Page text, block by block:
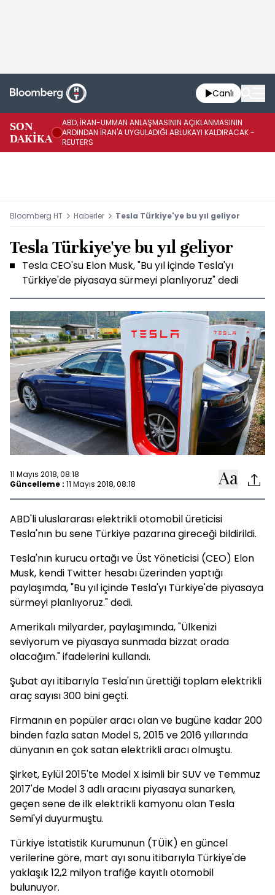
Canlı
SON
DAKİKA
ABD, İRAN-UMMAN ANLAŞMASININ AÇIKLANMASININ
ARDINDAN İRAN'A UYGULADIĞI ABLUKAYI KALDIRACAK -
REUTERS
Bloomberg HT Haberler Tesla Türkiye'ye bu yıl geliyor
Tesla Türkiye'ye bu yıl geliyor
Tesla CEO'su Elon Musk, "Bu yıl içinde Tesla'yı
Türkiye'de piyasaya sürmeyi planlıyoruz" dedi
11 Mayıs 2018, 08:18
Güncelleme : 11 Mayıs 2018, 08:18
ABD'li uluslararası elektrikli otomobil üreticisi
Tesla'nın bu sene Türkiye pazarına gireceği bildirildi.
Tesla'nın kurucu ortağı ve Üst Yöneticisi (CEO) Elon
Musk, kendi Twitter hesabı üzerinden yaptığı
paylaşımda, "Bu yıl içinde Tesla'yı Türkiye'de piyasaya
sürmeyi planlıyoruz." dedi.
Amerikalı milyarder, paylaşımında, "Ülkenizi
seviyorum ve piyasaya sunmada bizzat orada
olacağım." ifadelerini kullandı.
Şubat ayı itibarıyla Tesla'nın ürettiği toplam elektrikli
araç sayısı 300 bini geçti.
Firmanın en popüler aracı olan ve bugüne kadar 200
binden fazla satan Model S, 2015 ve 2016 yıllarında
dünyanın en çok satan elektrikli aracı olmuştu.
Şirket, Eylül 2015'te Model X isimli bir SUV ve Temmuz
2017'de Model 3 adlı aracını piyasaya sunarken,
geçen sene de ilk elektrikli kamyonu olan Tesla
Semi'yi duyurmuştu.
Türkiye İstatistik Kurumunun (TÜİK) en güncel
verilerine göre, mart ayı sonu itibarıyla Türkiye'de
yaklaşık 12,2 milyon trafiğe kayıtlı otomobil
bulunuyor.